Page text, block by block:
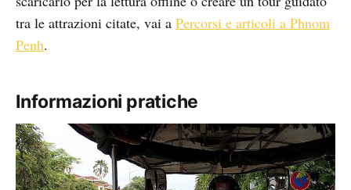
tra le attrazioni citate, vai a Percorsi e articoli a Phnom
Penh.
Informazioni pratiche